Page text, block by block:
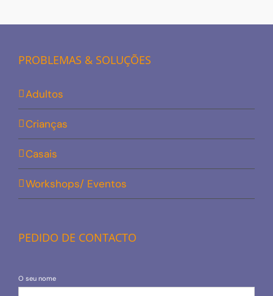
PROBLEMAS & SOLUÇÕES
Adultos
Crianças
Casais
Workshops/ Eventos
PEDIDO DE CONTACTO
O seu nome